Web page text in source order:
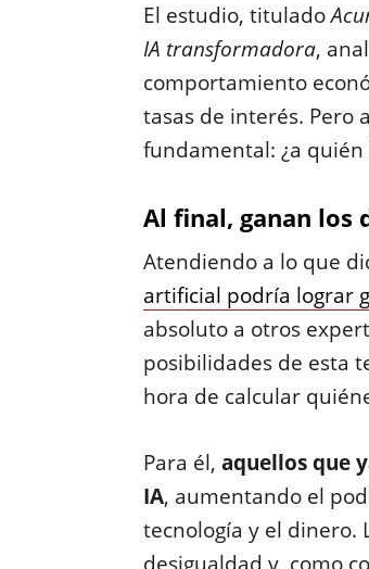
El estudio, titulado
IA transformadora,
comportamiento
tasas de interés. Pero
fundamental: ¿a
Al final, ganan los
Atendiendo a lo que
artificial podría lograr
absoluto a otros
posibilidades de esta
hora de calcular
Para él, aquellos que
IA, aumentando el
tecnología y el dinero.